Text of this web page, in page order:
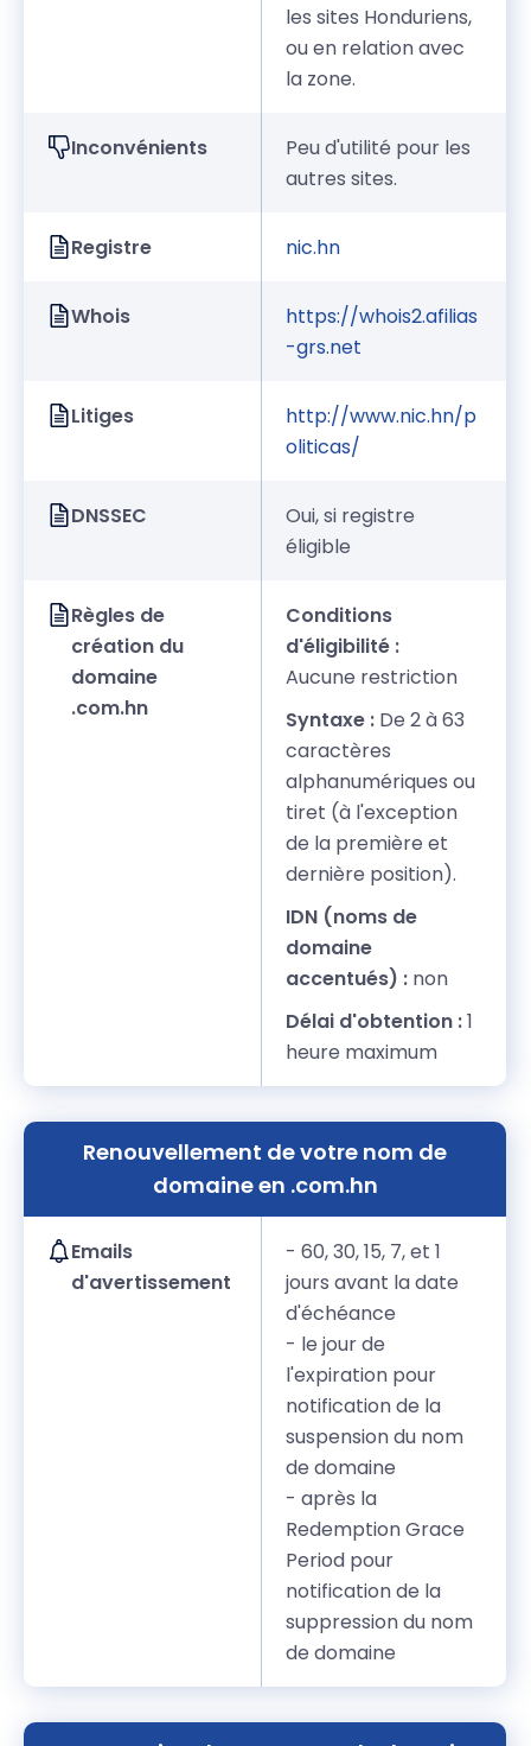
les sites Honduriens,
ou en relation avec
la zone.
Inconvénients
Peu d'utilité pour les
autres sites.
Registre nic.hn
Whois
https://whois2.afilias
-grs.net
Litiges
http://www.nic.hn/p
oliticas/
DNSSEC
Oui, si registre
éligible
Règles de
création du
domaine
.com.hn
Conditions
d'éligibilité :
Aucune restriction
Syntaxe : De 2 à 63
caractères
alphanumériques ou
tiret (à l'exception
de la première et
dernière position).
IDN (noms de
domaine
accentués) : non
Délai d'obtention :1
heure maximum
Renouvellement de votre nom de
domaine en .com.hn
Emails
d'avertissement
- 60, 30, 15, 7, et 1
jours avant la date
d'échéance
- le jour de
l'expiration pour
notification de la
suspension du nom
de domaine
- après la
Redemption Grace
Period pour
notification de la
suppression du nom
de domaine